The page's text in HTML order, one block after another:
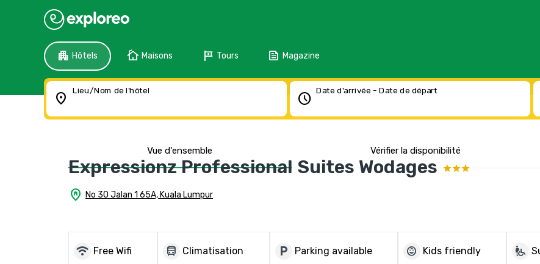
apartment Hôtels cottage Maisons tour Tours feed Magazine
location_on Lieu/Nom de l'hôtel schedule Date d'arrivée - Date de départ
Vue d'ensemble Vérifier la disponibilité
Expressionz Professional Suites Wodages
home_pin No 30 Jalan 1 65A, Kuala Lumpur
wifi Free Wifi directions_bus Climatisation local_parking Parking available child_care Kids friendly wheelchair_pickup